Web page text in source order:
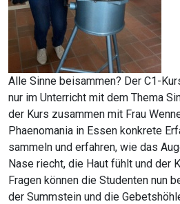
Alle Sinne beisammen? Der C1-
nur im Unterricht mit dem Thema
der Kurs zusammen mit Frau
Phaenomania in Essen konkrete
sammeln und erfahren, wie das
Nase riecht, die Haut fühlt und der
Fragen können die Studenten nun
der Summstein und die